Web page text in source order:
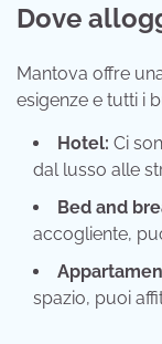
Dove
Mantova offre
esigenze e tutti i
Hotel: Ci
dal lusso alle
Bed and
accogliente,
spazio, puoi